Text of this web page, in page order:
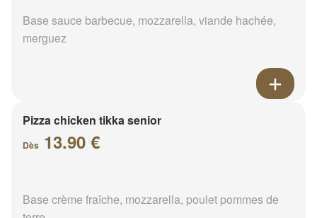
Base sauce barbecue, mozzarella, viande hachée,
merguez
Pizza chicken tikka senior
Dès 13.90 €
Base crème fraîche, mozzarella, poulet pommes de